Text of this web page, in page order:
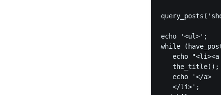
echo '<ul>';
while
echo
the_title();
echo '</a>
</li>';